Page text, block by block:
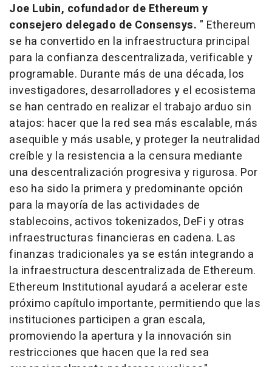
Joe Lubin, cofundador de Ethereum y
consejero delegado de Consensys. " Ethereum
se ha convertido en la infraestructura principal
para la confianza descentralizada, verificable y
programable. Durante más de una década, los
investigadores, desarrolladores y el ecosistema
se han centrado en realizar el trabajo arduo sin
atajos: hacer que la red sea más escalable, más
asequible y más usable, y proteger la neutralidad
creíble y la resistencia a la censura mediante
una descentralización progresiva y rigurosa. Por
eso ha sido la primera y predominante opción
para la mayoría de las actividades de
stablecoins, activos tokenizados, DeFi y otras
infraestructuras financieras en cadena. Las
finanzas tradicionales ya se están integrando a
la infraestructura descentralizada de Ethereum.
Ethereum Institutional ayudará a acelerar este
próximo capítulo importante, permitiendo que las
instituciones participen a gran escala,
promoviendo la apertura y la innovación sin
restricciones que hacen que la red sea